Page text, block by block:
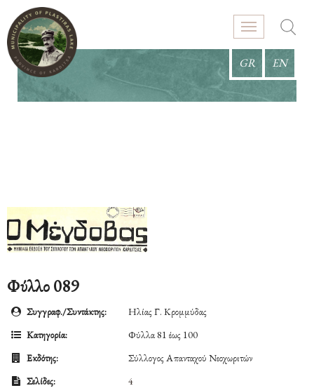
GR EN
Φύλλο 089
Συγγραφ./Συντάκτης:
Ηλίας Γ. Κρομμύδας
Κατηγορία:
Φύλλα 81 έως 100
Εκδότης:
Σύλλογος Απανταχού Νεοχωριτών
Σελίδες:
4